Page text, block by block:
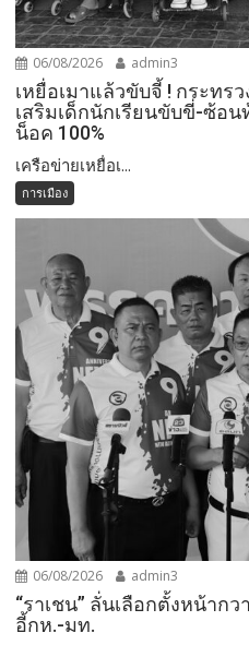
06/08/2026 admin3
เหยื่อเมาแล้วขับจี้ ! กระทร
เสริมเด็กนักเรียนขับขี่-ซ้อ
น็อค 100%
เครือข่ายเหยื่อเ...
การเมือง
06/08/2026 admin3
“ราเชน” ลั่นเลือกตั้งหน้าก
อี้กห.-มท.